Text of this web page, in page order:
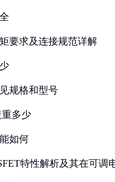
要求及连接规范详解
规格和型号
重多少
如何
特性解析及其在可调